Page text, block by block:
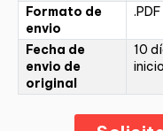
Formato de
envio
.PDF
Fecha de
envio de
original
10
inicio